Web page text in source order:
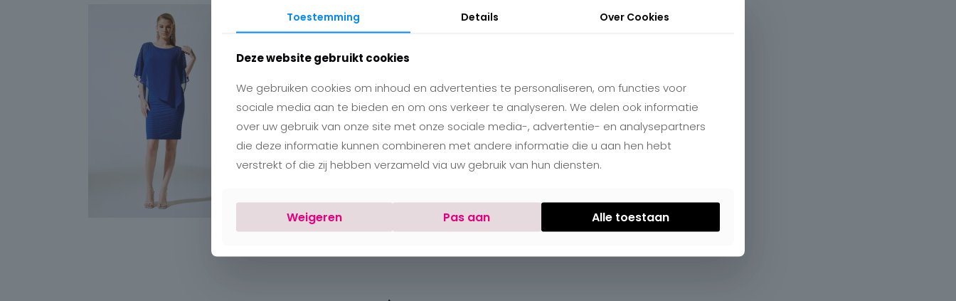
Toestemming Details Over Cookies
Deze website gebruikt cookies
We gebruiken cookies om inhoud en advertenties te personaliseren, om functies voor
sociale media aan te bieden en om ons verkeer te analyseren. We delen ook informatie
over uw gebruik van onze site met onze sociale media-, advertentie- en analysepartners
die deze informatie kunnen combineren met andere informatie die u aan hen hebt
verstrekt of die zij hebben verzameld via uw gebruik van hun diensten.
Weigeren Pas aan Alle toestaan